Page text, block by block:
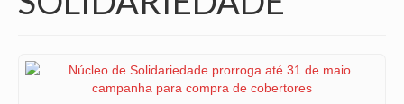
ESTATUTO